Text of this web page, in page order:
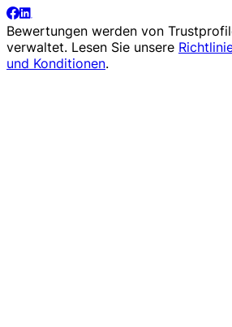
Bewertungen werden von
verwaltet. Lesen Sie unsere
und Konditionen.